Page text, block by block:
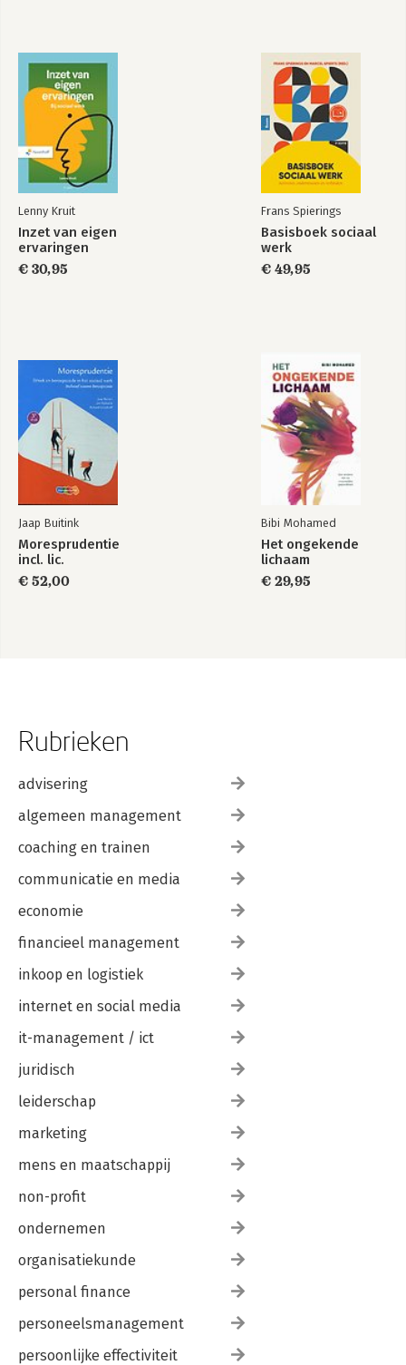
Lenny Kruit
Inzet van eigen
ervaringen
€ 30,95
Frans Spierings
Basisboek sociaal
werk
€ 49,95
Jaap Buitink
Moresprudentie
incl. lic.
€ 52,00
Bibi Mohamed
Het ongekende
lichaam
€ 29,95
Rubrieken
advisering
algemeen management
coaching en trainen
communicatie en media
economie
financieel management
inkoop en logistiek
internet en social media
it-management / ict
juridisch
leiderschap
marketing
mens en maatschappij
non-profit
ondernemen
organisatiekunde
personal finance
personeelsmanagement
persoonlijke effectiviteit